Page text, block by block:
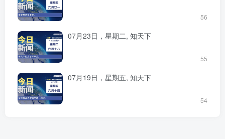
56
07月23日，星期二, 知天下
55
07月19日，星期五, 知天下
54